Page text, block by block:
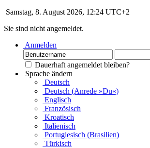
Samstag, 8. August 2026, 12:24 UTC+2
Sie sind nicht angemeldet.
Anmelden
Dauerhaft angemeldet bleiben?
Sprache ändern
Deutsch
Deutsch (Anrede »Du«)
Englisch
Französisch
Kroatisch
Italienisch
Portugiesisch (Brasilien)
Türkisch